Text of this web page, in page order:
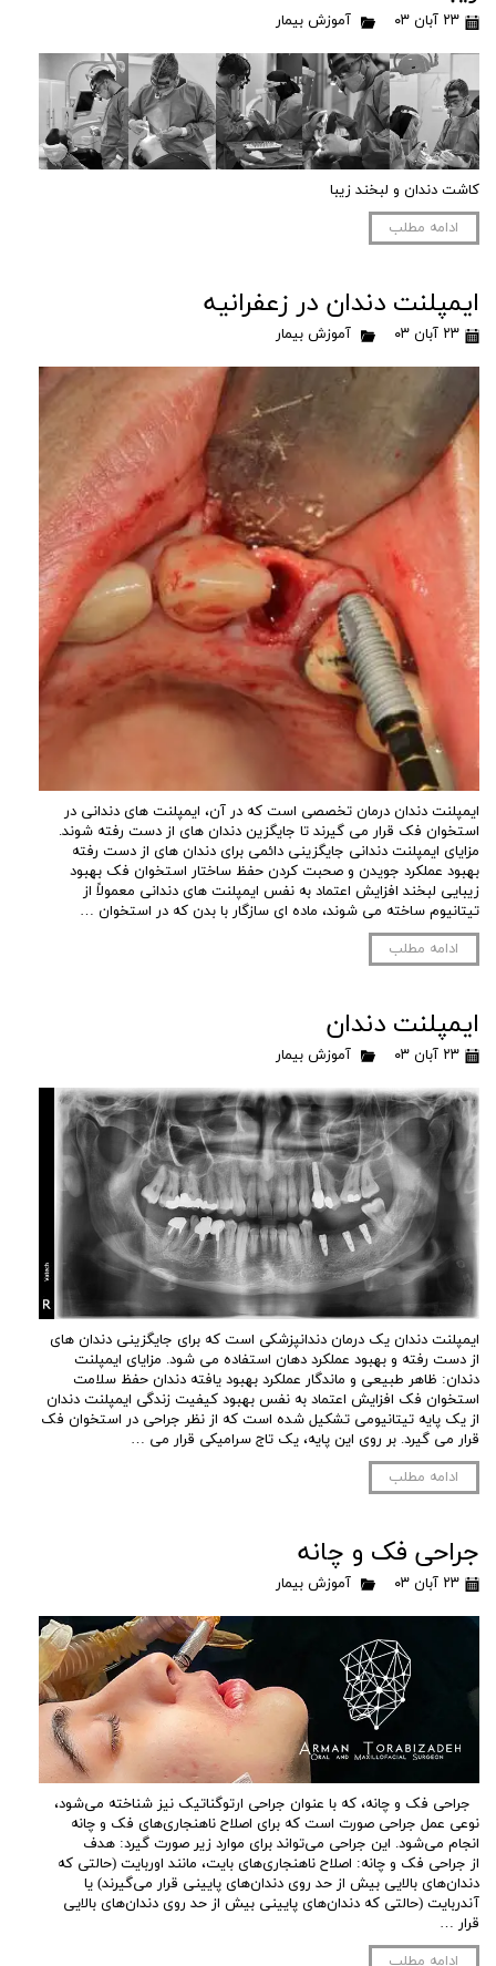
۲۳ آبان ۰۳ آموزش بیمار
کاشت دندان و لبخند زیبا
ادامه مطلب
ایمپلنت دندان در زعفرانیه
۲۳ آبان ۰۳ آموزش بیمار
ایمپلنت دندان درمان تخصصی است که در آن، ایمپلنت های دندانی در
استخوان فک قرار می گیرند تا جایگزین دندان های از دست رفته شوند.
مزایای ایمپلنت دندانی جایگزینی دائمی برای دندان های از دست رفته
بهبود عملکرد جویدن و صحبت کردن حفظ ساختار استخوان فک بهبود
زیبایی لبخند افزایش اعتماد به نفس ایمپلنت های دندانی معمولاً از
تیتانیوم ساخته می شوند، ماده ای سازگار با بدن که در استخوان …
ادامه مطلب
ایمپلنت دندان
۲۳ آبان ۰۳ آموزش بیمار
ایمپلنت دندان یک درمان دندانپزشکی است که برای جایگزینی دندان های
از دست رفته و بهبود عملکرد دهان استفاده می شود. مزایای ایمپلنت
دندان: ظاهر طبیعی و ماندگار عملکرد بهبود یافته دندان حفظ سلامت
استخوان فک افزایش اعتماد به نفس بهبود کیفیت زندگی ایمپلنت دندان
از یک پایه تیتانیومی تشکیل شده است که از نظر جراحی در استخوان فک
قرار می گیرد. بر روی این پایه، یک تاج سرامیکی قرار می …
ادامه مطلب
جراحی فک و چانه
۲۳ آبان ۰۳ آموزش بیمار
جراحی فک و چانه، که با عنوان جراحی ارتوگناتیک نیز شناخته می‌شود،
نوعی عمل جراحی صورت است که برای اصلاح ناهنجاری‌های فک و چانه
انجام می‌شود. این جراحی می‌تواند برای موارد زیر صورت گیرد: هدف
از جراحی فک و چانه: اصلاح ناهنجاری‌های بایت، مانند اوربایت (حالتی که
دندان‌های بالایی بیش از حد روی دندان‌های پایینی قرار می‌گیرند) یا
آندربایت (حالتی که دندان‌های پایینی بیش از حد روی دندان‌های بالایی
قرار …
ادامه مطلب